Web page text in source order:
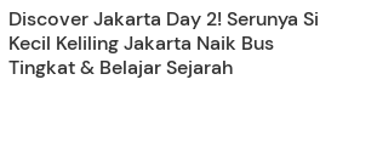
Discover Jakarta Day 2! Serunya Si
Kecil Keliling Jakarta Naik Bus
Tingkat & Belajar Sejarah